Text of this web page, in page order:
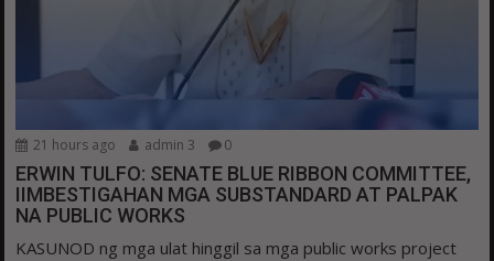
21 hours ago admin 3 0
ERWIN TULFO: SENATE BLUE RIBBON COMMITTEE,
IIMBESTIGAHAN MGA SUBSTANDARD AT PALPAK
NA PUBLIC WORKS
KASUNOD ng mga ulat hinggil sa mga public works project